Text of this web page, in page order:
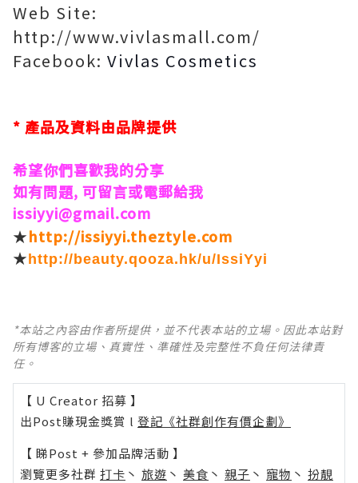
Web Site:
http://www.vivlasmall.com/
Facebook: Vivlas Cosmetics
* 產品及資料由品牌提供
希望你們喜歡我的分享
如有問題, 可留言或電郵給我
issiyyi@gmail.com
★http://issiyyi.theztyle.com
★ http://beauty.qooza.hk/u/IssiYyi
*本站之內容由作者所提供，並不代表本站的立場。因此本站對
所有博客的立場、真實性、準確性及完整性不負任何法律責
任。
【 U Creator 招募 】
出Post賺現金獎賞 l 登記《社群創作有價企劃》
【 睇Post + 參加品牌活動 】
瀏覽更多社群 打卡 丶 旅遊 丶 美食 丶 親子 丶 寵物 丶 扮靚